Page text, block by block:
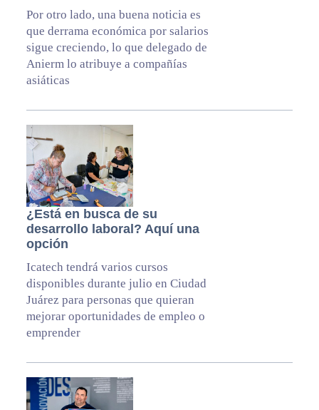
Por otro lado, una buena noticia es
que derrama económica por salarios
sigue creciendo, lo que delegado de
Anierm lo atribuye a compañías
asiáticas
¿Está en busca de su
desarrollo laboral? Aquí una
opción
Icatech tendrá varios cursos
disponibles durante julio en Ciudad
Juárez para personas que quieran
mejorar oportunidades de empleo o
emprender